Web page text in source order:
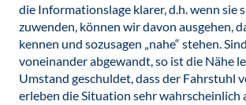
die Informationslage klarer, d.h. wenn sie
zuwenden, können wir davon ausgehen,
kennen und sozusagen „nahe“ stehen.
voneinander abgewandt, so ist die Nähe
Umstand geschuldet, dass der Fahrstuhl
erleben die Situation sehr wahrscheinlich